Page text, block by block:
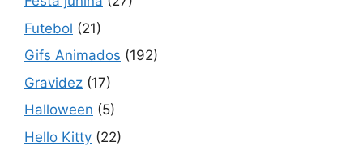
Futebol (21)
Gifs Animados (192)
Gravidez (17)
Halloween (5)
Hello Kitty (22)